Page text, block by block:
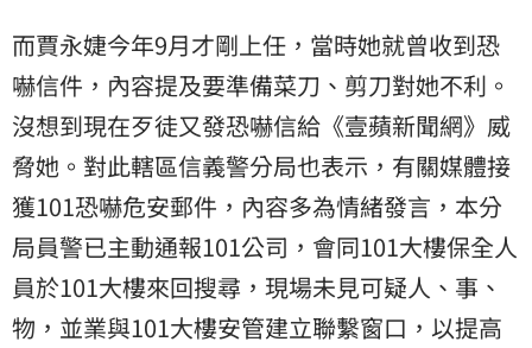
而賈永婕今年9月才剛上任，當時她就曾收到恐
嚇信件，內容提及要準備菜刀、剪刀對她不利。
沒想到現在歹徒又發恐嚇信給《壹蘋新聞網》 威
脅她。對此轄區信義警分局也表示，有關媒體接
獲101恐嚇危安郵件，內容多為情緒發言，本分
局員警已主動通報101公司，會同101大樓保全人
員於101大樓來回搜尋，現場未見可疑人、事、
物，並業與101大樓安管建立聯繫窗口，以提高